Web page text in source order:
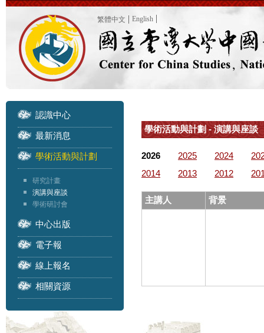
繁體中文 English
認識中心
最新消息
學術活動與計劃
研究計畫
演講與座談
學術研討會
中心出版
電子報
線上報名
相關資源
學術活動與計劃 - 演講與座談
2026 2025 2024
2014
2013 2012
主講人 背景